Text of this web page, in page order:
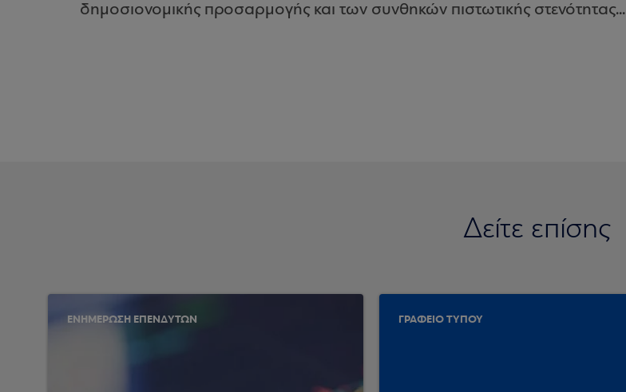
δημοσιονομικής προσαρμογής και των συνθηκών πιστωτικής στενότητας...
Δείτε επίσης
ΕΝΗΜΕΡΩΣΗ ΕΠΕΝΔΥΤΩΝ ΓΡΑΦΕΙΟ ΤΥΠΟΥ